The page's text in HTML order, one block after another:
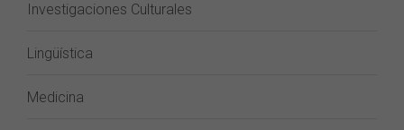
Investigaciones Culturales
Lingüística
Medicina